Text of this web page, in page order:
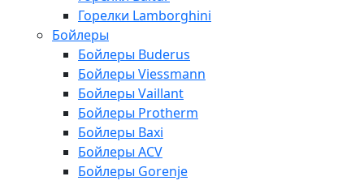
Горелки Lamborghini
Бойлеры
Бойлеры Buderus
Бойлеры Viessmann
Бойлеры Vaillant
Бойлеры Protherm
Бойлеры Baxi
Бойлеры ACV
Бойлеры Gorenje